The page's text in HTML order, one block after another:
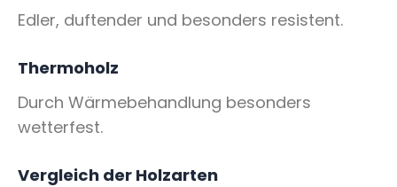
Edler, duftender und besonders resistent.
Thermoholz
Durch Wärmebehandlung besonders
wetterfest.
Vergleich der Holzarten